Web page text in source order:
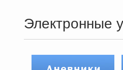
Электронные